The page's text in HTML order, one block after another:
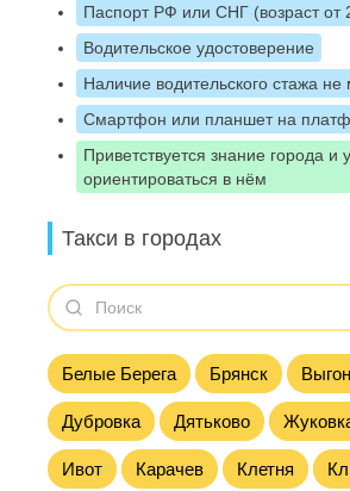
Паспорт РФ или СНГ (возраст от
Водительское удостоверение
Наличие водительского стажа
Смартфон или планшет на
Приветствуется знание города и
ориентироваться в нём
Такси в городах
Белые Берега Брянск
Дубровка Дятьково
Ивот Карачев Клетня